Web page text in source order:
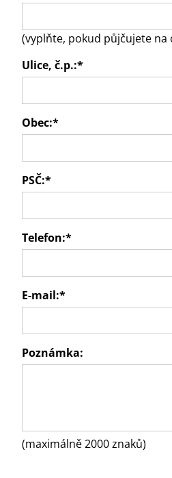
(vyplňte, pokud půjčujete na
Ulice, č.p.:*
Obec:*
PSČ:*
Telefon:*
E-mail:*
Poznámka:
(maximálně 2000 znaků)